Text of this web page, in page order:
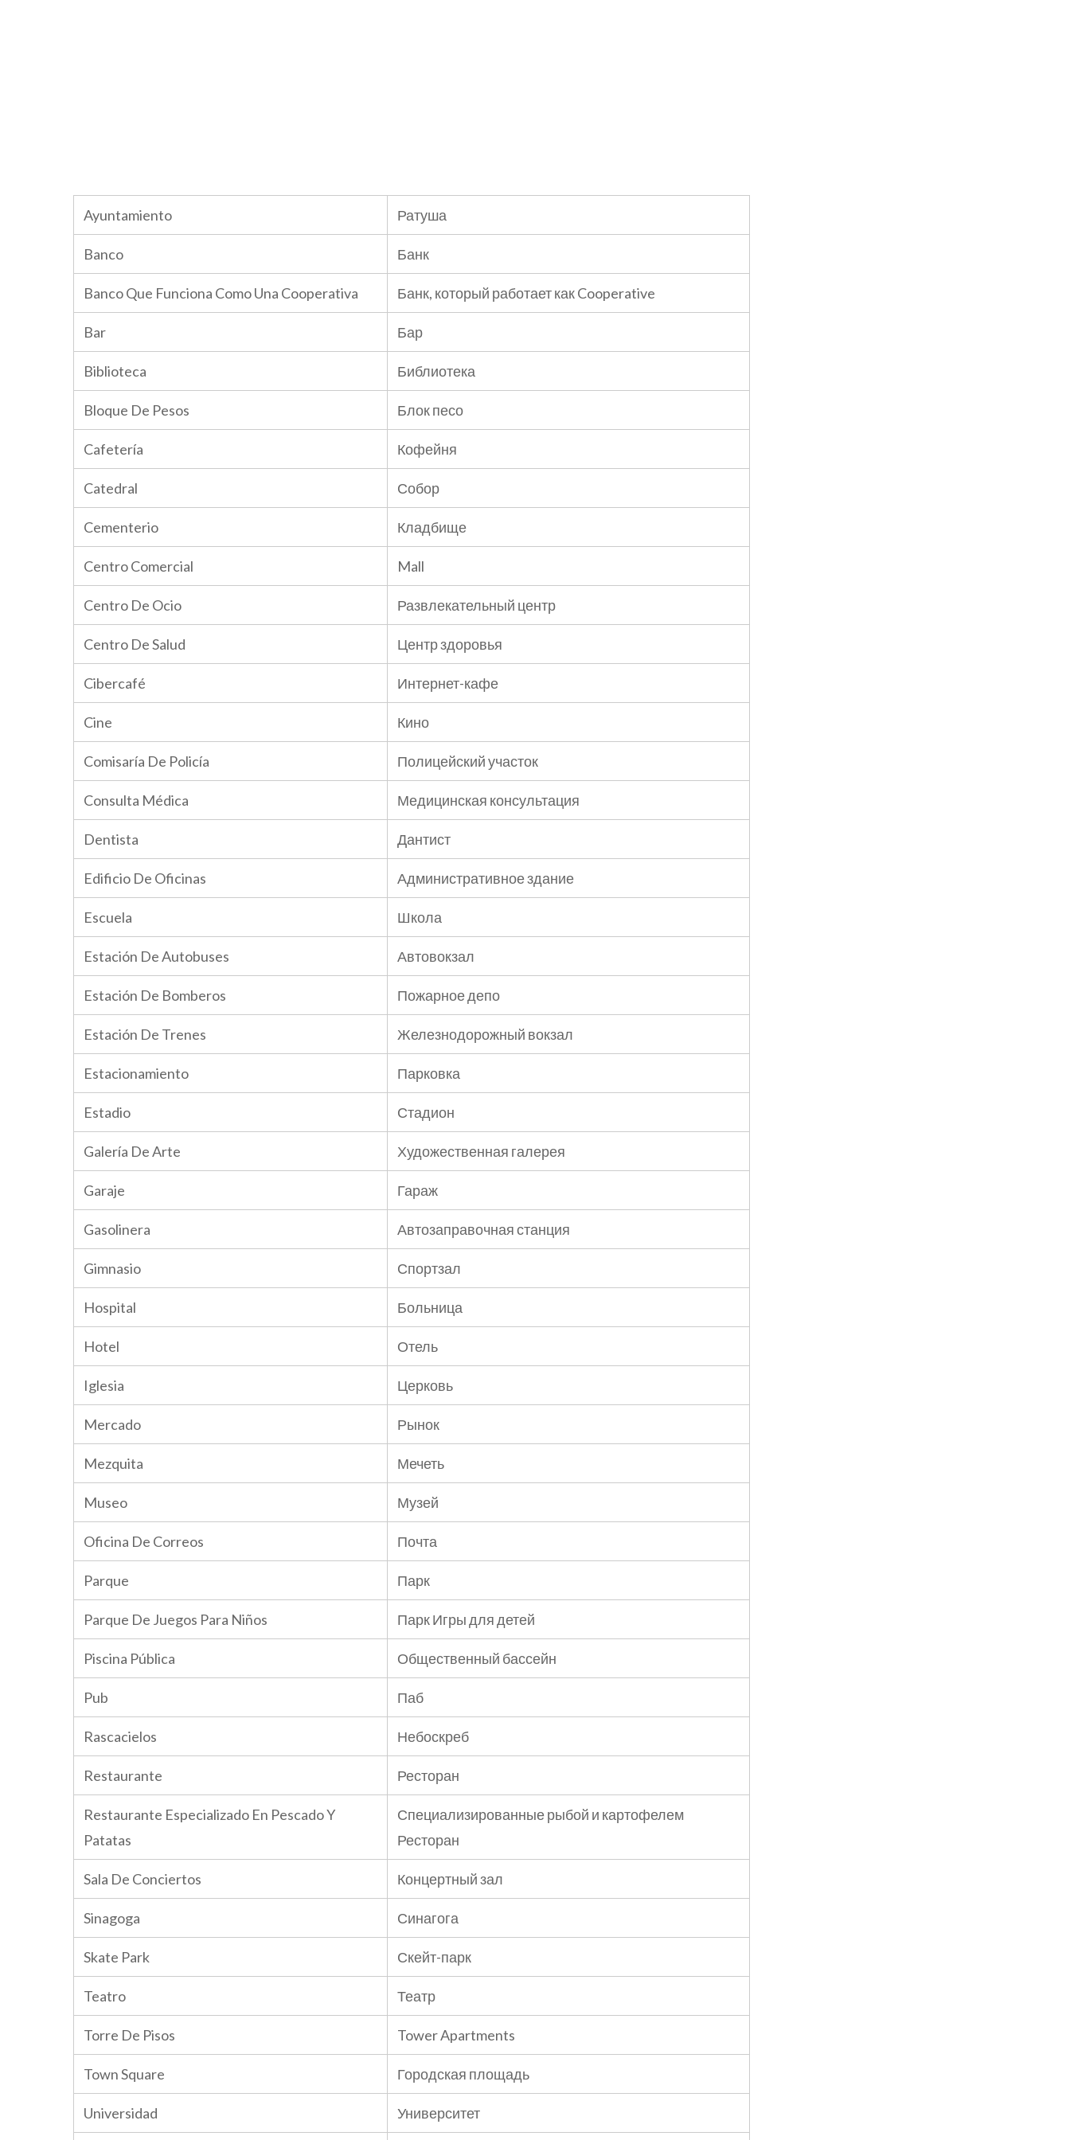
Ayuntamiento Ратуша
Banco Банк
Banco Que Funciona Como Una Cooperativa Банк, который работает как Cooperative
Bar Бар
Biblioteca Библиотека
Bloque De Pesos Блок песо
Cafetería Кофейня
Catedral Собор
Cementerio Кладбище
Centro Comercial Mall
Centro De Ocio Развлекательный центр
Centro De Salud Центр здоровья
Cibercafé Интернет-кафе
Cine Кино
Comisaría De Policía Полицейский участок
Consulta Médica Медицинская консультация
Dentista Дантист
Edificio De Oficinas Административное здание
Escuela Школа
Estación De Autobuses Автовокзал
Estación De Bomberos Пожарное депо
Estación De Trenes Железнодорожный вокзал
Estacionamiento Парковка
Estadio Стадион
Galería De Arte Художественная галерея
Garaje Гараж
Gasolinera Автозаправочная станция
Gimnasio Спортзал
Hospital Больница
Hotel Отель
Iglesia Церковь
Mercado Рынок
Mezquita Мечеть
Museo Музей
Oficina De Correos Почта
Parque Парк
Parque De Juegos Para Niños Парк Игры для детей
Piscina Pública Общественный бассейн
Pub Паб
Rascacielos Небоскреб
Restaurante Ресторан
Restaurante Especializado En Pescado Y
Patatas
Специализированные рыбой и картофелем
Ресторан
Sala De Conciertos Концертный зал
Sinagoga Синагога
Skate Park Скейт-парк
Teatro Театр
Torre De Pisos Tower Apartments
Town Square Городская площадь
Universidad Университет